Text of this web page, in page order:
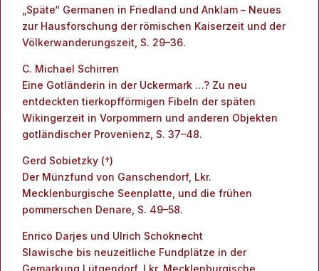
„Späte“ Germanen in Friedland und Anklam – Neues
zur Hausforschung der römischen Kaiserzeit und der
Völkerwanderungszeit, S. 29–36.
C. Michael Schirren
Eine Gotländerin in der Uckermark …? Zu neu
entdeckten tierkopfförmigen Fibeln der späten
Wikingerzeit in Vorpommern und anderen Objekten
gotländischer Provenienz, S. 37–48.
Gerd Sobietzky (†)
Der Münzfund von Ganschendorf, Lkr.
Mecklenburgische Seenplatte, und die frühen
pommerschen Denare, S. 49–58.
Enrico Darjes und Ulrich Schoknecht
Slawische bis neuzeitliche Fundplätze in der
Gemarkung Lütgendorf, Lkr. Mecklenburgische